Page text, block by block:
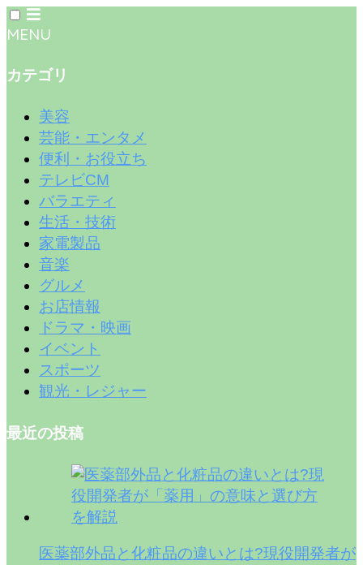
MENU
カテゴリ
美容
芸能・エンタメ
便利・お役立ち
テレビCM
バラエティ
生活・技術
家電製品
音楽
グルメ
お店情報
ドラマ・映画
イベント
スポーツ
観光・レジャー
最近の投稿
医薬部外品と化粧品の違いとは?現役開発者が